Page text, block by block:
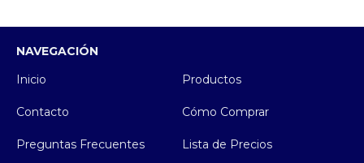
NAVEGACIÓN
Inicio
Productos
Contacto Cómo Comprar
Preguntas Frecuentes Lista de Precios